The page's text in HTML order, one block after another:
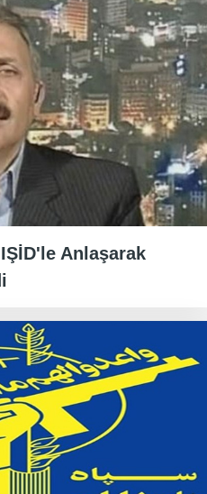
Anlaşarak